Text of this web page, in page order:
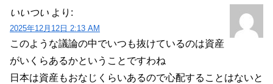
いいつい より:
2025年12月12日 2:13 AM
このような議論の中でいつも抜けているのは資産
がいくらあるかということですわね
日本は資産もおなじくらいあるので心配することはないと